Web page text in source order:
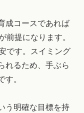
成コースであれば
前提になります。
です。スイミング
れるため、手ぶら
す。
う明確な目標を持